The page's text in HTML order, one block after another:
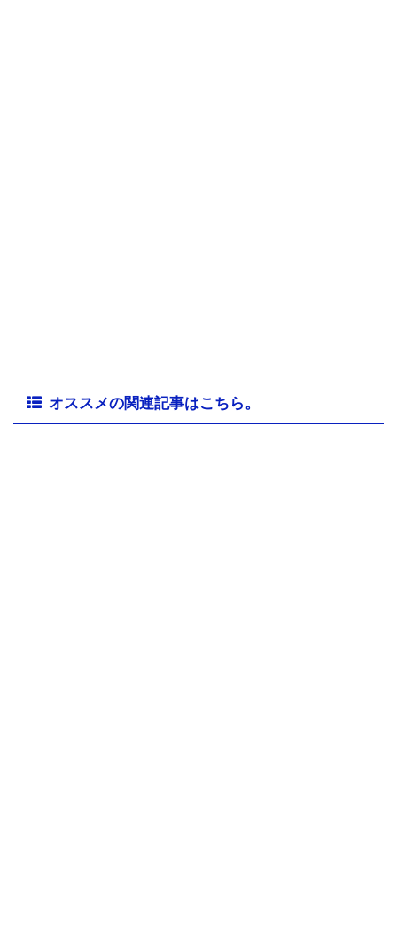
オススメの関連記事はこちら。